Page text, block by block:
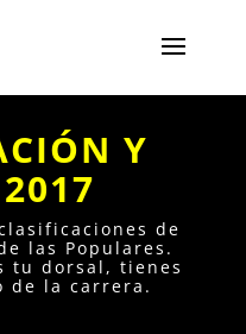
Y
de
las Populares.
tu dorsal, tienes
de la carrera.